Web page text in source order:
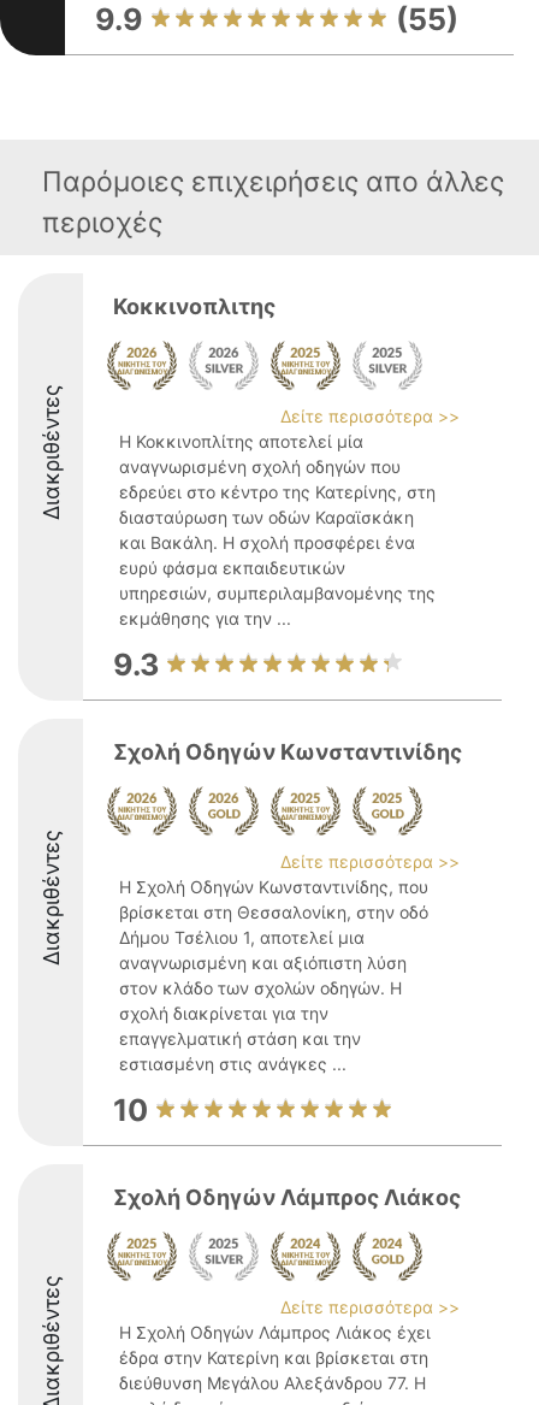
9.9 (55)
Παρόμοιες επιχειρήσεις απο άλλες
περιοχές
Διακριθέντες
Κοκκινοπλιτης
Δείτε περισσότερα >>
Η Κοκκινοπλίτης αποτελεί μία
αναγνωρισμένη σχολή οδηγών που
εδρεύει στο κέντρο της Κατερίνης, στη
διασταύρωση των οδών Καραϊσκάκη
και Βακάλη. Η σχολή προσφέρει ένα
ευρύ φάσμα εκπαιδευτικών
υπηρεσιών, συμπεριλαμβανομένης της
εκμάθησης για την ...
9.3
Διακριθέντες
Σχολή Οδηγών Κωνσταντινίδης
Δείτε περισσότερα >>
Η Σχολή Οδηγών Κωνσταντινίδης, που
βρίσκεται στη Θεσσαλονίκη, στην οδό
Δήμου Τσέλιου 1, αποτελεί μια
αναγνωρισμένη και αξιόπιστη λύση
στον κλάδο των σχολών οδηγών. Η
σχολή διακρίνεται για την
επαγγελματική στάση και την
εστιασμένη στις ανάγκες ...
10
Διακριθέντες
Σχολή Οδηγών Λάμπρος Λιάκος
Δείτε περισσότερα >>
Η Σχολή Οδηγών Λάμπρος Λιάκος έχει
έδρα στην Κατερίνη και βρίσκεται στη
διεύθυνση Μεγάλου Αλεξάνδρου 77. Η